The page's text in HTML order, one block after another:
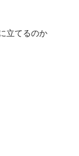
立てるのか